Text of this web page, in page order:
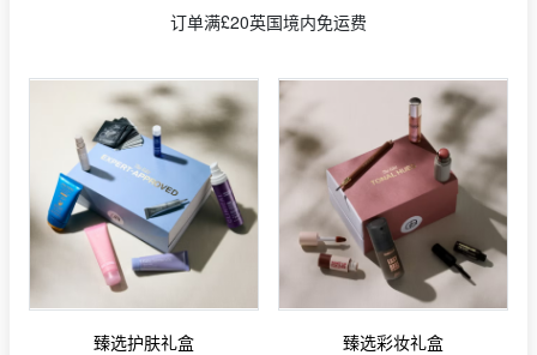
订单满£20英国境内免运费
臻选护肤礼盒
臻选彩妆礼盒